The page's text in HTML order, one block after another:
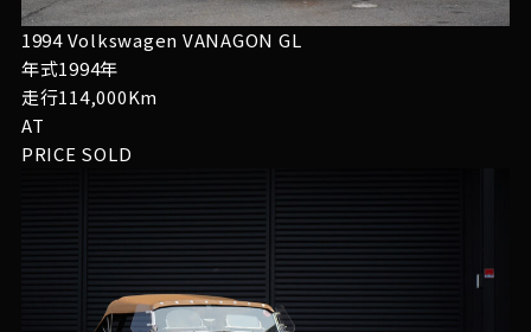
1994 Volkswagen VANAGON GL
年式1994年
走行114,000Km
AT
PRICE SOLD